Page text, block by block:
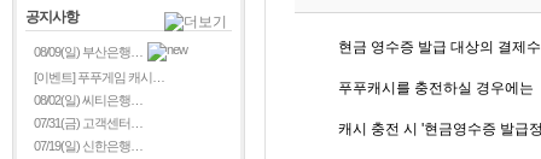
공지사항
08/09(일) 부산은행…
[이벤트] 푸푸게임 캐시…
08/02(일) 씨티은행…
07/31(금) 고객센터…
07/19(일) 신한은행…
현금 영수증 발급 대상의 결제
푸푸캐시를 충전하실 경우에는
캐시 충전 시 '현금영수증 발급